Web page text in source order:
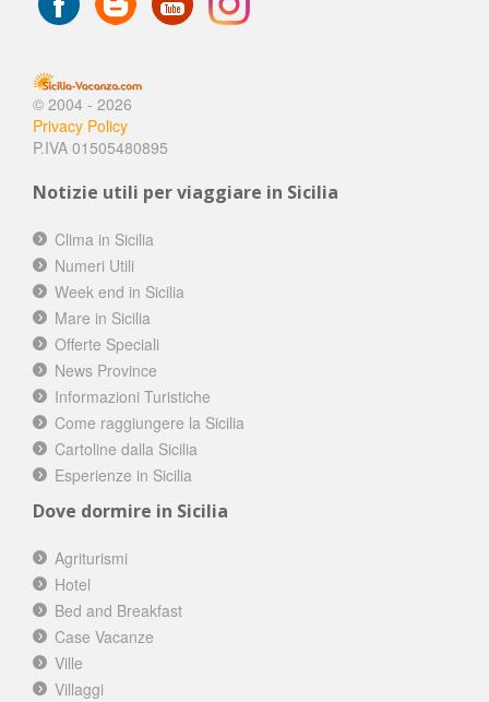
© 2004 - 2026
Privacy Policy
P.IVA 01505480895
Notizie utili per viaggiare in Sicilia
Clima in Sicilia
Numeri Utili
Week end in Sicilia
Mare in Sicilia
Offerte Speciali
News Province
Informazioni Turistiche
Come raggiungere la Sicilia
Cartoline dalla Sicilia
Esperienze in Sicilia
Dove dormire in Sicilia
Agriturismi
Hotel
Bed and Breakfast
Case Vacanze
Ville
Villaggi